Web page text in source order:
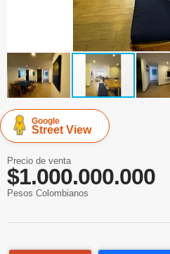
Google
Street View
Precio de venta
$1.000.000.000
Pesos Colombianos